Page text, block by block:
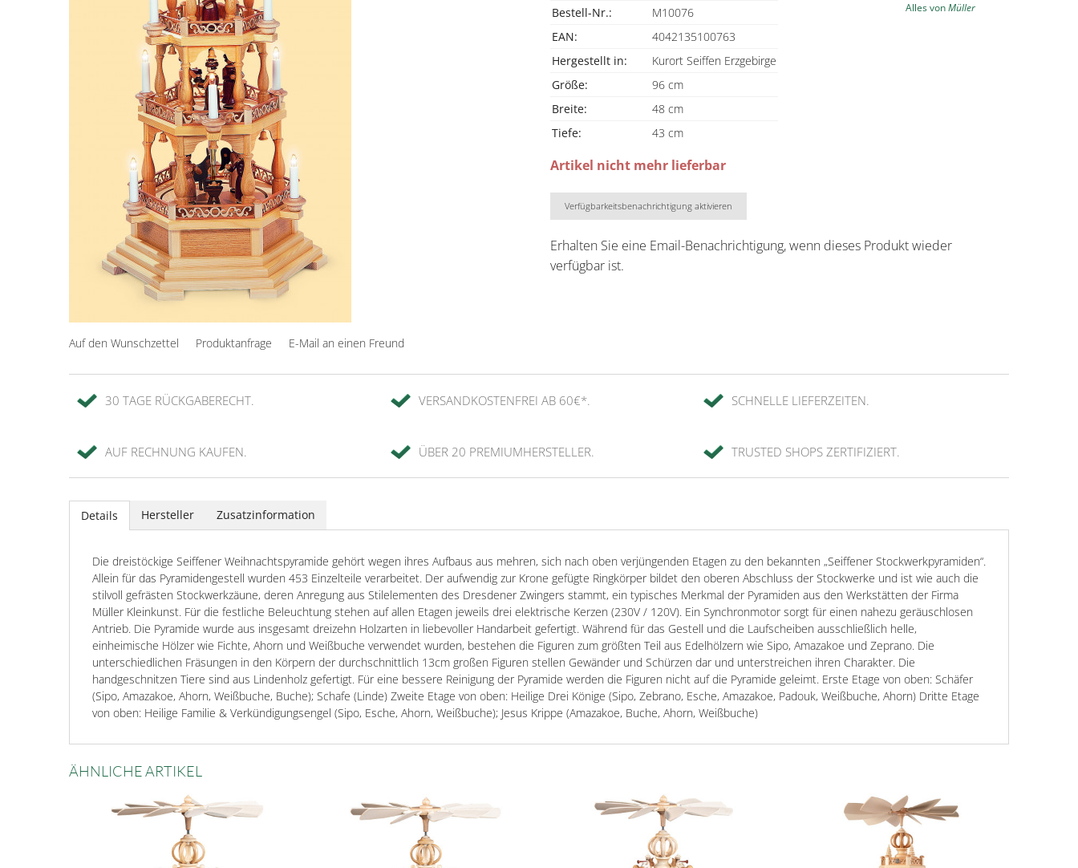
Bestell-Nr.:
M10076
EAN:
4042135100763
Hergestellt in:
Kurort Seiffen Erzgebirge
Größe:
96 cm
Breite:
48 cm
Tiefe:
43 cm
Alles vonMüller
Artikel nicht mehr lieferbar
Verfügbarkeitsbenachrichtigung aktivieren
Erhalten Sie eine Email-Benachrichtigung, wenn dieses Produkt wieder
verfügbar ist.
Auf den Wunschzettel Produktanfrage E-Mail an einen Freund
30 TAGE RÜCKGABERECHT. VERSANDKOSTENFREI AB 60€*. SCHNELLE LIEFERZEITEN.
AUF RECHNUNG KAUFEN. ÜBER 20 PREMIUMHERSTELLER. TRUSTED SHOPS ZERTIFIZIERT.
Details Hersteller Zusatzinformation
Die dreistöckige Seiffener Weihnachtspyramide gehört wegen ihres Aufbaus aus mehren, sich nach oben verjüngenden Etagen zu den bekannten „Seiffener Stockwerkpyramiden“.
Allein für das Pyramidengestell wurden 453 Einzelteile verarbeitet. Der aufwendig zur Krone gefügte Ringkörper bildet den oberen Abschluss der Stockwerke und ist wie auch die
stilvoll gefrästen Stockwerkzäune, deren Anregung aus Stilelementen des Dresdener Zwingers stammt, ein typisches Merkmal der Pyramiden aus den Werkstätten der Firma
Müller Kleinkunst. Für die festliche Beleuchtung stehen auf allen Etagen jeweils drei elektrische Kerzen (230V / 120V). Ein Synchronmotor sorgt für einen nahezu geräuschlosen
Antrieb. Die Pyramide wurde aus insgesamt dreizehn Holzarten in liebevoller Handarbeit gefertigt. Während für das Gestell und die Laufscheiben ausschließlich helle,
einheimische Hölzer wie Fichte, Ahorn und Weißbuche verwendet wurden, bestehen die Figuren zum größten Teil aus Edelhölzern wie Sipo, Amazakoe und Zeprano. Die
unterschiedlichen Fräsungen in den Körpern der durchschnittlich 13cm großen Figuren stellen Gewänder und Schürzen dar und unterstreichen ihren Charakter. Die
handgeschnitzen Tiere sind aus Lindenholz gefertigt. Für eine bessere Reinigung der Pyramide werden die Figuren nicht auf die Pyramide geleimt. Erste Etage von oben: Schäfer
(Sipo, Amazakoe, Ahorn, Weißbuche, Buche); Schafe (Linde) Zweite Etage von oben: Heilige Drei Könige (Sipo, Zebrano, Esche, Amazakoe, Padouk, Weißbuche, Ahorn) Dritte Etage
von oben: Heilige Familie & Verkündigungsengel (Sipo, Esche, Ahorn, Weißbuche); Jesus Krippe (Amazakoe, Buche, Ahorn, Weißbuche)
ÄHNLICHE ARTIKEL